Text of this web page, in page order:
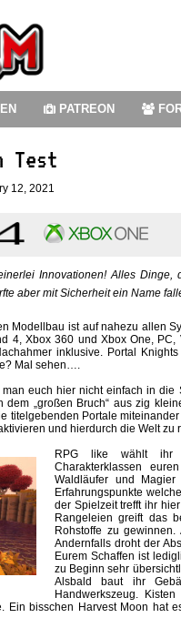
PATREON
Test
12, 2021
Innovationen! Alles
aber mit Sicherheit ein Name
Modellbau ist auf nahezu allen
4, Xbox 360 und Xbox One,
inklusive. Portal
Mal sehen….
man euch hier nicht einfach in die
„großen Bruch“ aus zig
titelgebenden Portale
und hierdurch die Welt zu
RPG like wählt
Charakterklassen
Waldläufer und
Erfahrungspunkte
der Spielzeit trefft ihr
Rangeleien greift das
Rohstoffe zu
Andernfalls droht der
Eurem Schaffen ist
zu Beginn sehr
Alsbald baut ihr
Handwerkszeug.
Ein bisschen Harvest Moon hat